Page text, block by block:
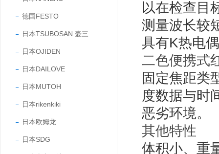
德国FESTO
日本TSUBOSAN 壶三
日本OJIDEN
日本DAILOVE
日本MUTOH
日本rikenkiki
日本欧姆龙
日本SDG
以在检查目
测量波长较
具有K热电
二色便携式
固定焦距类
度数据与时
恶劣环境。
其他特性
体积小、重